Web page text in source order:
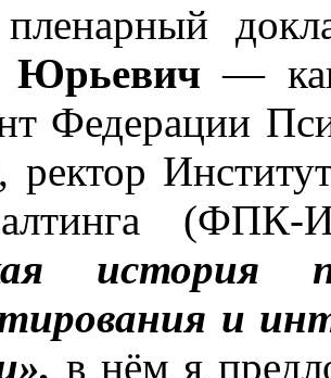
пленарный
Юрьевич —
Федерации
(ФПК-
история
и
в нём я